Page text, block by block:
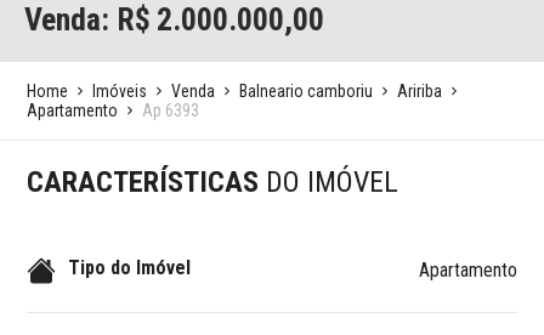
Venda: R$ 2.000.000,00
Home Imóveis Venda Balneario camboriu
Aririba
Apartamento
Ap 6393
CARACTERÍSTICAS DO IMÓVEL
Tipo do Imóvel Apartamento